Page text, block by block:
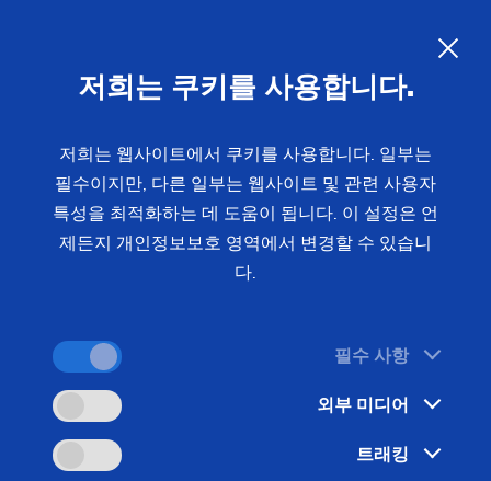
새 회사 EMAG Systems: EMAG
은 자신의 노하우를 "자체" 개발
켰습니다
자체 개발한 통합된 생산 솔루션. 이는 많은 생산 계
원청 기업이 다양한 기술이 탑재된, 복합적으로 연결
된 장비 라인의 개발에 대한 책임을 졌습니다. 따라
서 생산업체는 두 가지의 주요 이점을 누리게 되었습
니다: 한편으로는 전체적인 계획 수립(예를 들어 새
로운 공장)이 간단해집니다. 다른 한편으로는 이상적
저희는 쿠키를 사용합니다.
저희는 웹사이트에서 쿠키를 사용합니다. 일부는
필수이지만, 다른 일부는 웹사이트 및 관련 사용자
특성을 최적화하는 데 도움이 됩니다. 이 설정은 언
제든지 개인정보보호 영역에서 변경할 수 있습니
다.
필수 사항
외부 미디어
트래킹